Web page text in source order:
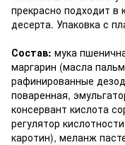
прекрасно подходит в
десерта. Упаковка с
Состав: мука
маргарин (масла
рафинированные
поваренная,
консервант кислота
регулятор
каротин), меланж